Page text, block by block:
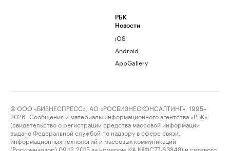
РБК
Новости
iOS
Android
AppGallery
© ООО «БИЗНЕСПРЕСС», АО «РОСБИЗНЕСКОНСАЛТИНГ», 1995–
2026. Сообщения и материалы информационного агентства «РБК»
(свидетельство о регистрации средства массовой информации
выдано Федеральной службой по надзору в сфере связи,
информационных технологий и массовых коммуникаций
(Роскомнадзор) 09.12.2015 за номером ИА №ФС77-63848) и сетевого